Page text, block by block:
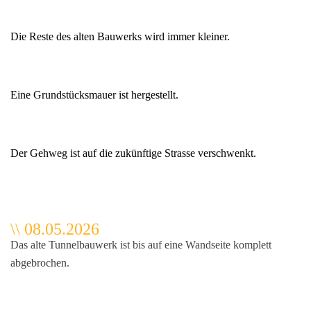
Die Reste des alten Bauwerks wird immer kleiner.
Eine Grundstücksmauer ist hergestellt.
Der Gehweg ist auf die zukünftige Strasse verschwenkt.
\\ 08.05.2026
Das alte Tunnelbauwerk ist bis auf eine Wandseite komplett
abgebrochen.